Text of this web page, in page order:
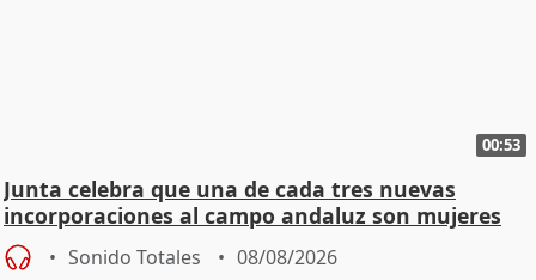
00:53
Junta celebra que una de cada tres nuevas
incorporaciones al campo andaluz son mujeres
jóvenes
Sonido Totales 08/08/2026